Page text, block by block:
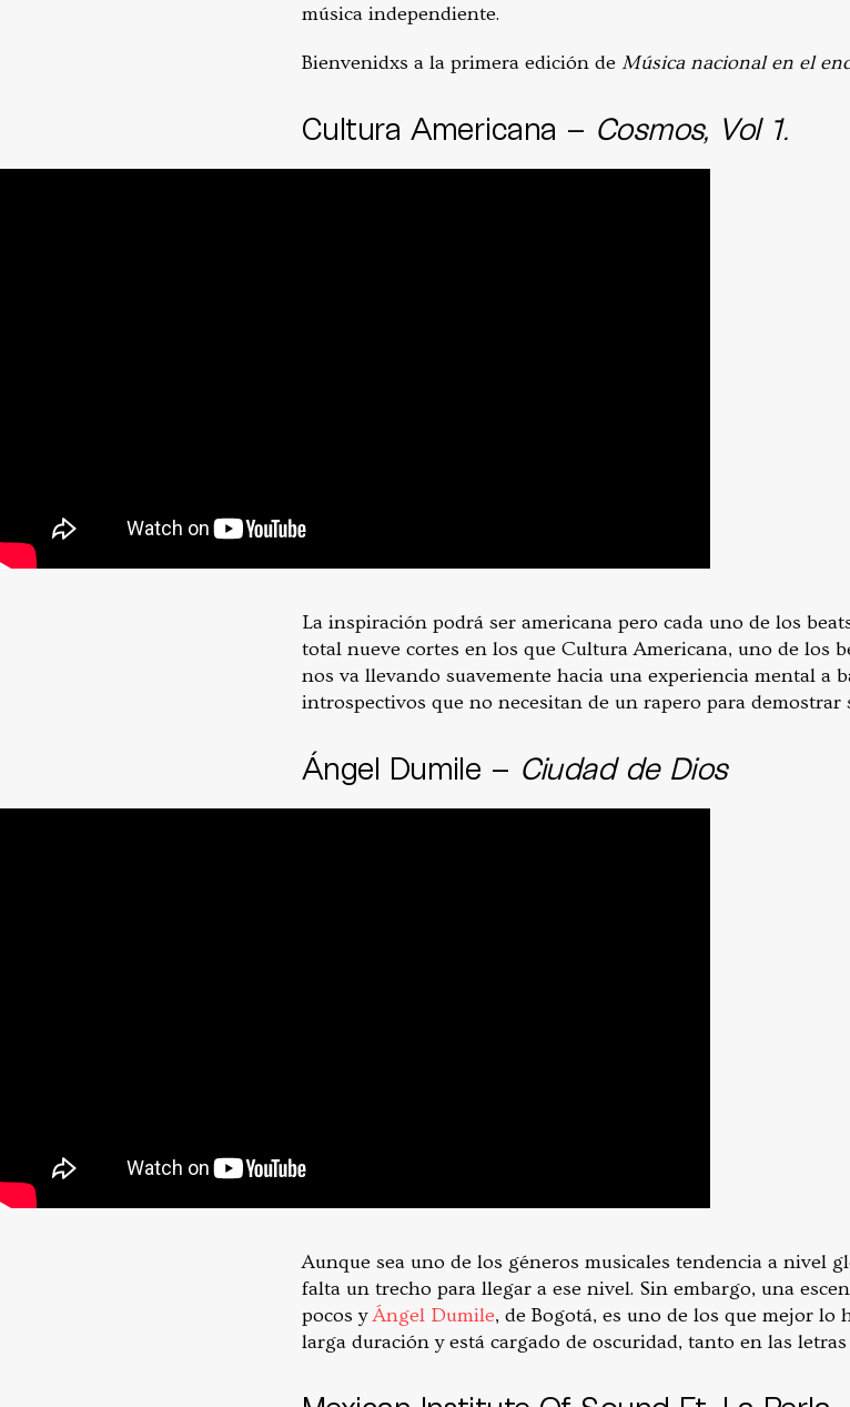
música independiente.
Bienvenidxs a la primera edición de Música nacional en el
Cultura Americana – Cosmos, Vol 1.
La inspiración podrá ser americana pero cada uno de los
total nueve cortes en los que Cultura Americana, uno de los
nos va llevando suavemente hacia una experiencia mental a
introspectivos que no necesitan de un rapero para demostrar
Ángel Dumile – Ciudad de Dios
Aunque sea uno de los géneros musicales tendencia a nivel
falta un trecho para llegar a ese nivel. Sin embargo, una
pocos yÁngel Dumile, de Bogotá, es uno de los que mejor lo
larga duración y está cargado de oscuridad, tanto en las